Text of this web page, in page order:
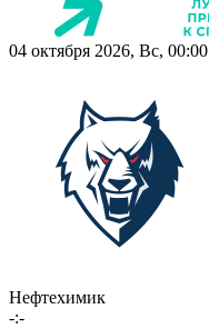
04 октября 2026, Вс, 00:00
Нефтехимик
-:-